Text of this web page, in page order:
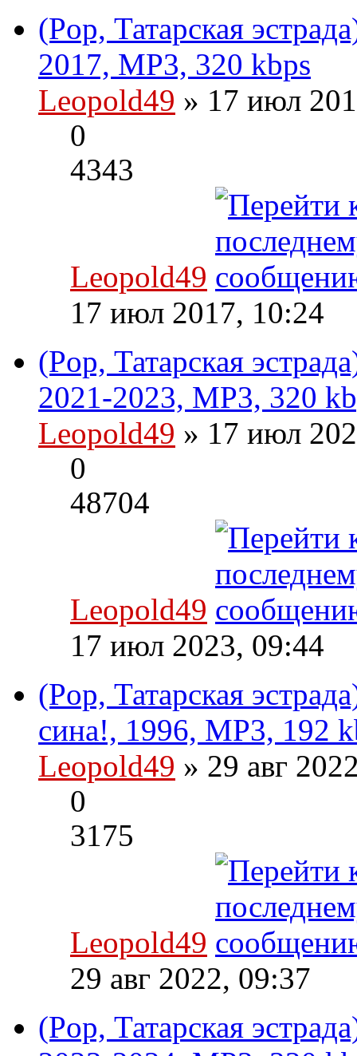
(Pop, Татарская
2017, MP3, 320 kbps
Leopold49 » 17 июл
0
4343
Leopold49
17 июл 2017, 10:24
(Pop, Татарская
2021-2023, MP3, 320
Leopold49 » 17 июл
0
48704
Leopold49
17 июл 2023, 09:44
(Pop, Татарская
сина!, 1996, MP3, 192
Leopold49 » 29 авг
0
3175
Leopold49
29 авг 2022, 09:37
(Pop, Татарская